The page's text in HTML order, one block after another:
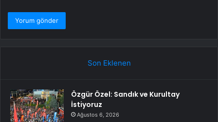
Son Eklenen
Özgür Özel: Sandık ve Kurultay
İstiyoruz
Ağustos 6, 2026